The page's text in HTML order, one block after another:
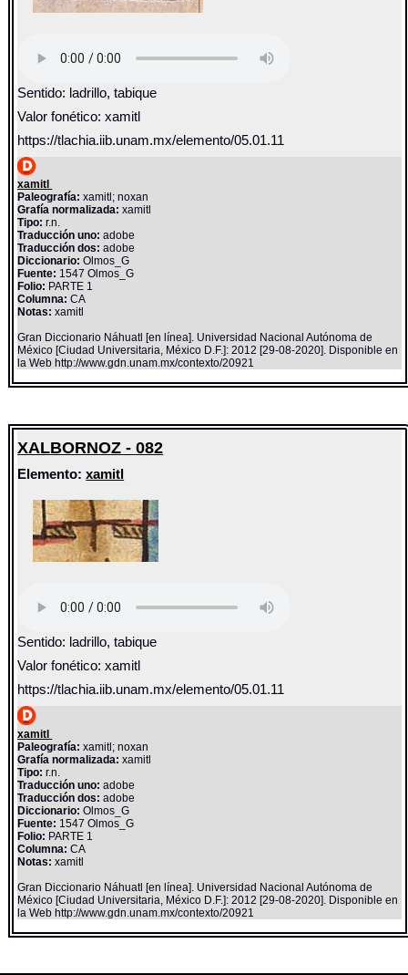
Sentido: ladrillo, tabique
Valor fonético: xamitl
https://tlachia.iib.unam.mx/elemento/05.01.11
xamitl
Paleografía: xamitl; noxan
Grafía normalizada: xamitl
Tipo: r.n.
Traducción uno: adobe
Traducción dos: adobe
Diccionario:Olmos_G
Fuente: 1547 Olmos_G
Folio: PARTE 1
Columna: CA
Notas: xamitl
Gran Diccionario Náhuatl [en línea]. Universidad Nacional Autónoma de
México [Ciudad Universitaria, México D.F.]: 2012 [29-08-2020]. Disponible en
la Web http://www.gdn.unam.mx/contexto/20921
XALBORNOZ - 082
Elemento:xamitl
Sentido: ladrillo, tabique
Valor fonético: xamitl
https://tlachia.iib.unam.mx/elemento/05.01.11
xamitl
Paleografía: xamitl; noxan
Grafía normalizada: xamitl
Tipo: r.n.
Traducción uno: adobe
Traducción dos: adobe
Diccionario:Olmos_G
Fuente: 1547 Olmos_G
Folio: PARTE 1
Columna: CA
Notas: xamitl
Gran Diccionario Náhuatl [en línea]. Universidad Nacional Autónoma de
México [Ciudad Universitaria, México D.F.]: 2012 [29-08-2020]. Disponible en
la Web http://www.gdn.unam.mx/contexto/20921